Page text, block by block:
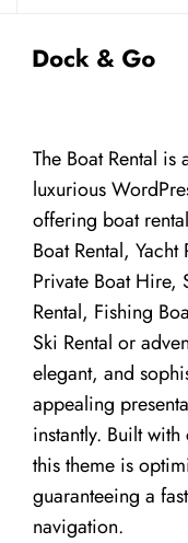
The Boat Rental
luxurious
offering boat
Boat Rental,
Private Boat Hire,
Rental, Fishing
Ski Rental or
elegant, and
appealing
instantly. Built
this theme is
guaranteeing a
navigation.